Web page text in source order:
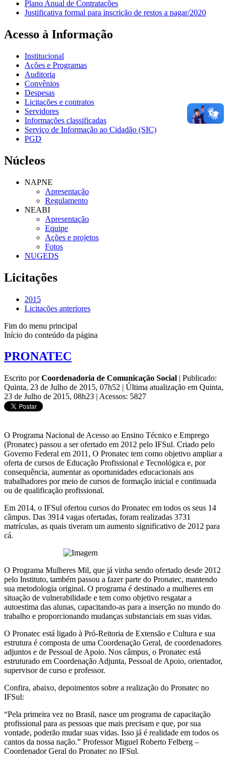
Plano Anual de Contratações
Justificativa formal para inscrição de restos a pagar/2020
Acesso à Informação
Institucional
Ações e Programas
Auditoria
Convênios
Despesas
Licitações e contratos
Servidores
Informações classificadas
Serviço de Informação ao Cidadão (SIC)
PGD
Núcleos
NAPNE
Apresentação
Regulamento
NEABI
Apresentação
Equipe
Ações e projetos
Fotos
NUGEDS
Licitações
2015
Licitações anteriores
Fim do menu principal
Início do conteúdo da página
PRONATEC
Escrito porCoordenadoria de Comunicação Social | Publicado:
Quinta, 23 de Julho de 2015, 07h52 | Última atualização em Quinta,
23 de Julho de 2015, 08h23 | Acessos: 5827
O Programa Nacional de Acesso ao Ensino Técnico e Emprego
(Pronatec) passou a ser ofertado em 2012 pelo IFSul. Criado pelo
Governo Federal em 2011, O Pronatec tem como objetivo ampliar a
oferta de cursos de Educação Profissional e Tecnológica e, por
consequência, aumentar as oportunidades educacionais aos
trabalhadores por meio de cursos de formação inicial e continuada
ou de qualificação profissional.
Em 2014, o IFSul ofertou cursos do Pronatec em todos os seus 14
câmpus. Das 3914 vagas ofertadas, foram realizadas 3731
matrículas, as quais tiveram um aumento significativo de 2012 para
cá.
O Programa Mulheres Mil, que já vinha sendo ofertado desde 2012
pelo Instituto, também passou a fazer parte do Pronatec, mantendo
sua metodologia original. O programa é destinado a mulheres em
situação de vulnerabilidade e tem como objetivo resgatar a
autoestima das alunas, capacitando-as para a inserção no mundo do
trabalho e proporcionando mudanças substanciais em suas vidas.
O Pronatec está ligado à Pró-Reitoria de Extensão e Cultura e sua
estrutura é composta de uma Coordenação Geral, de coordenadores
adjuntos e de Pessoal de Apoio. Nos câmpus o Pronatec está
estruturado em Coordenação Adjunta, Pessoal de Apoio, orientador,
supervisor de curso e professor.
Confira, abaixo, depoimentos sobre a realização do Pronatec no
IFSul:
“Pela primeira vez no Brasil, nasce um programa de capacitação
profissional para as pessoas que mais precisam e que, por sua
vontade, poderão mudar suas vidas. Isso já é realidade em todos os
cantos da nossa nação.” Professor Miguel Roberto Felberg –
Coordenador Geral do Pronatec no IFSul.